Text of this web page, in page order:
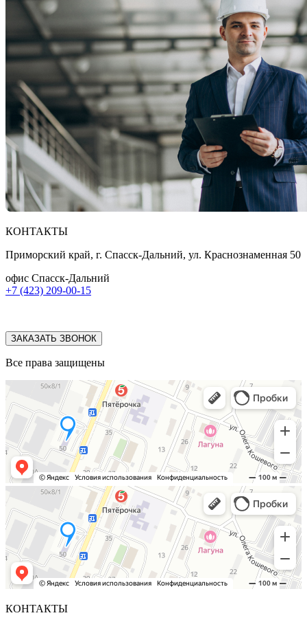
КОНТАКТЫ
Приморский край, г. Спасск-Дальний, ул. Краснознаменная 50
офис Спасск-Дальний
+7 (423) 209-00-15
ЗАКАЗАТЬ ЗВОНОК
Все права защищены
КОНТАКТЫ